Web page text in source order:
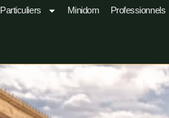
Particuliers Minidom Professionnels